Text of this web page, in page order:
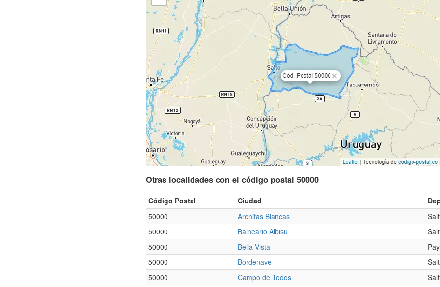
Otras localidades con el código postal 50000
Código Postal Ciudad
50000
Arenitas Blancas
50000
Balneario Albisu
50000
Bella Vista
50000
Bordenave
50000
Campo de Todos